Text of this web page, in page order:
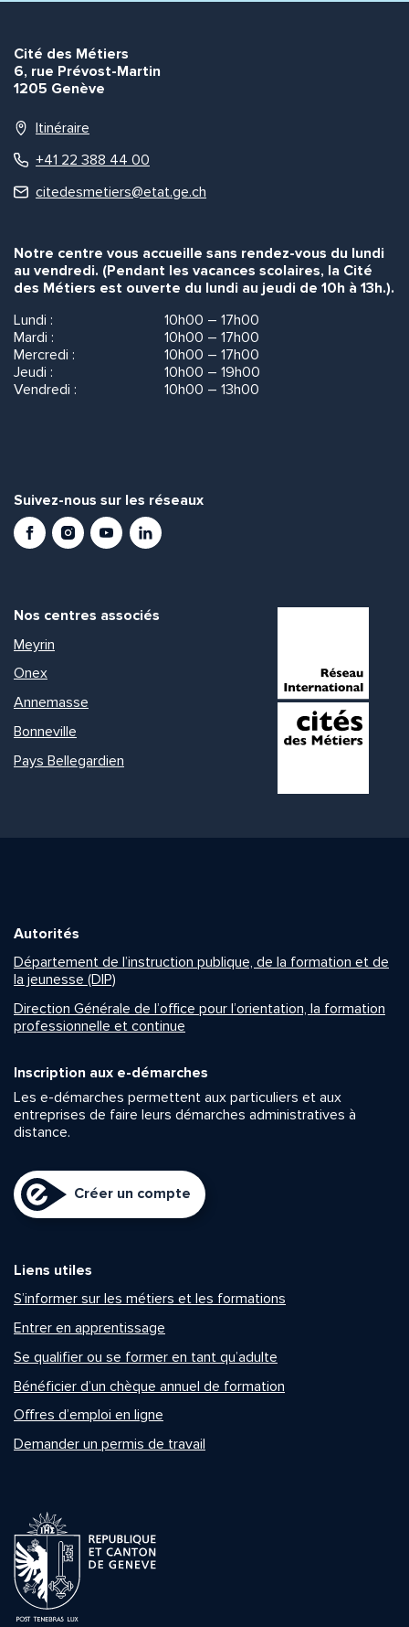
Cité des Métiers
6, rue Prévost-Martin
1205 Genève
Itinéraire
+41 22 388 44 00
citedesmetiers@etat.ge.ch
Notre centre vous accueille sans rendez-vous du lundi
au vendredi. (Pendant les vacances scolaires, la Cité
des Métiers est ouverte du lundi au jeudi de 10h à 13h.).
Lundi :
10h00 – 17h00
Mardi :
10h00 – 17h00
Mercredi :
10h00 – 17h00
Jeudi :
10h00 – 19h00
Vendredi :
10h00 – 13h00
Suivez-nous sur les réseaux
FacebookInstagramYoutubeLinkedIn
Nos centres associés
Meyrin
Onex
Annemasse
Bonneville
Pays Bellegardien
Autorités
Département de l’instruction publique, de la formation et de
la jeunesse (DIP)
Direction Générale de l’office pour l’orientation, la formation
professionnelle et continue
Inscription aux e-démarches
Les e-démarches permettent aux particuliers et aux
entreprises de faire leurs démarches administratives à
distance.
Créer un compte
Liens utiles
S’informer sur les métiers et les formations
Entrer en apprentissage
Se qualifier ou se former en tant qu’adulte
Bénéficier d’un chèque annuel de formation
Offres d’emploi en ligne
Demander un permis de travail